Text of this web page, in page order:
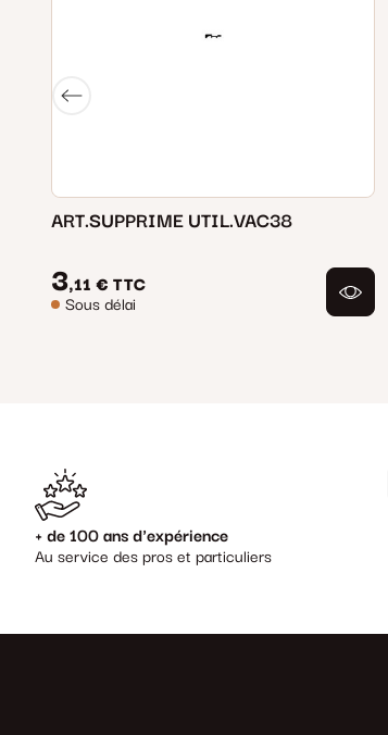
ART.SUPPRIME UTIL.VAC38
3,11 € TTC
Sous délai
+ de 100 ans d'expérience
Au service des pros et particuliers